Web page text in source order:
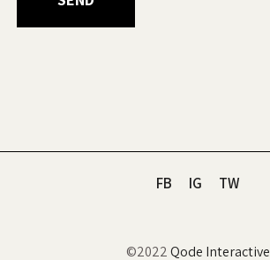
FB IG TW
©2022Qode Interactive